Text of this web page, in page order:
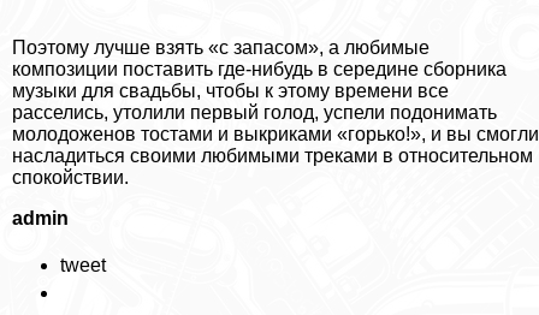
Поэтому лучше взять «с запасом», а любимые
композиции поставить где-нибудь в середине сборника
музыки для свадьбы, чтобы к этому времени все
расселись, утолили первый голод, успели подонимать
молодоженов тостами и выкриками «горько!», и вы смогли
насладиться своими любимыми треками в относительном
спокойствии.
admin
tweet